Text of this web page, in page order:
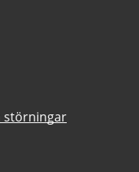
störningar